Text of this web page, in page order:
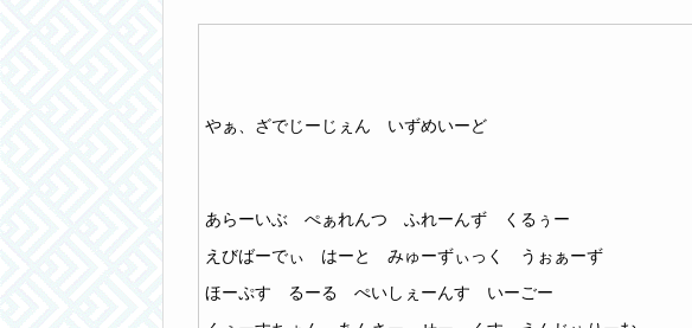
やぁ、ざでじーじぇん いずめいーど
あらーいぶ ぺぁれんつ ふれーんず くるぅー
えびばーでぃ はーと みゅーずぃっく うぉぁーず
ほーぷす るーる ぺいしぇーんす いーごー